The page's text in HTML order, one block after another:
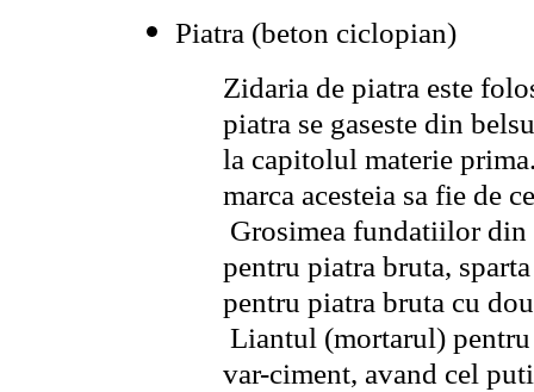
Piatra (beton ciclopian)
Zidaria de piatra este
piatra se gaseste din
la capitolul materie
marca acesteia sa fie de
Grosimea fundatiilor din
pentru piatra bruta,
pentru piatra bruta cu
Liantul (mortarul)
var-ciment, avand cel